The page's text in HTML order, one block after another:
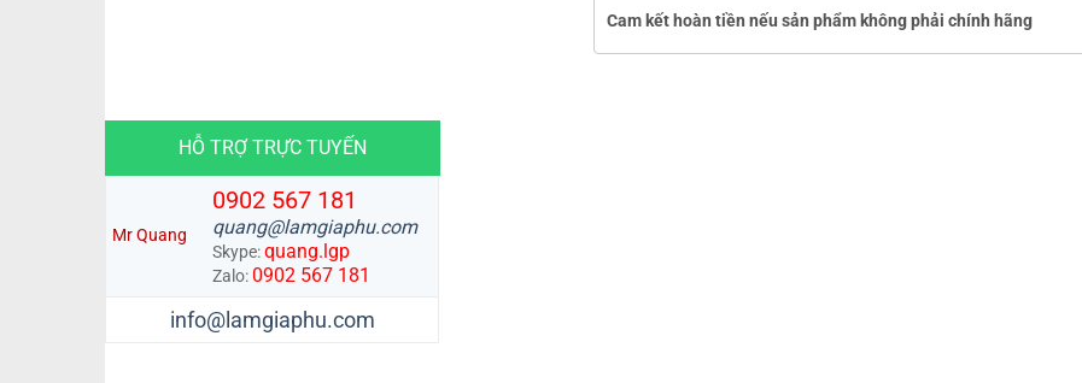
Cam kết hoàn tiền nếu sản phẩm không phải chính hãng
HỖ TRỢ TRỰC TUYẾN
Mr Quang
0902 567 181
quang@lamgiaphu.com
Skype:quang.lgp
Zalo:0902 567 181
info@lamgiaphu.com